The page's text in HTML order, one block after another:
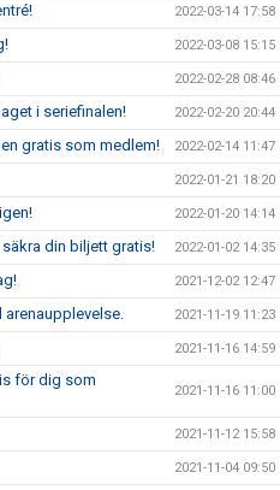
2022-03-14 17:58
2022-03-08 15:15
2022-02-28 08:46
i seriefinalen! 2022-02-20 20:44
gratis som medlem! 2022-02-14 11:47
2022-01-21 18:20
2022-01-20 14:14
din biljett gratis! 2022-01-02 14:35
2021-12-02 12:47
arenaupplevelse. 2021-11-19 11:23
2021-11-16 14:59
för dig som
2021-11-16 11:00
2021-11-12 15:58
2021-11-04 09:50